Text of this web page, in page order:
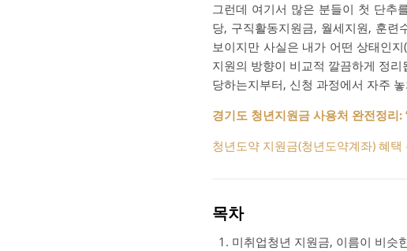
그런데 여기서 많은 분들이 첫 단추
당, 구직활동지원금, 월세지원, 훈
보이지만 사실은 내가 어떤 상태인
지원의 방향이 비교적 깔끔하게 정
당하는지부터, 신청 과정에서 자주
경기도 청년지원금 사용처 완전정리
청년도약 지원금(청년도약계좌) 혜
목차
미취업청년 지원금, 이름이 비슷